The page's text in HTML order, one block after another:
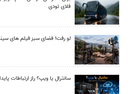
فلای تودی
لو رفت! فضای سبز فیلم های
سانترال یا ویپ؟ راز ارتباطات